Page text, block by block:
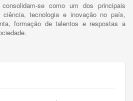
se como um dos principais
tecnologia e inovação no país,
formação de talentos e respostas a